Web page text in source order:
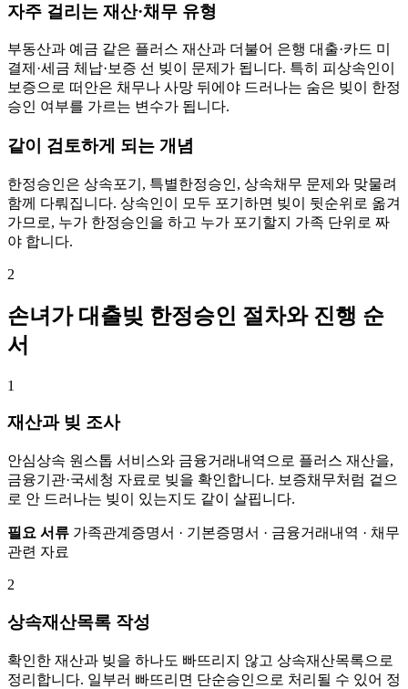
자주 걸리는 재산·채무 유형
부동산과 예금 같은 플러스 재산과 더불어 은행 대출·카드 미
결제·세금 체납·보증 선 빚이 문제가 됩니다. 특히 피상속인이
보증으로 떠안은 채무나 사망 뒤에야 드러나는 숨은 빚이 한정
승인 여부를 가르는 변수가 됩니다.
같이 검토하게 되는 개념
한정승인은 상속포기, 특별한정승인, 상속채무 문제와 맞물려
함께 다뤄집니다. 상속인이 모두 포기하면 빚이 뒷순위로 옮겨
가므로, 누가 한정승인을 하고 누가 포기할지 가족 단위로 짜
야 합니다.
2
손녀가 대출빚 한정승인 절차와 진행 순
서
1
재산과 빚 조사
안심상속 원스톱 서비스와 금융거래내역으로 플러스 재산을,
금융기관·국세청 자료로 빚을 확인합니다. 보증채무처럼 겉으
로 안 드러나는 빚이 있는지도 같이 살핍니다.
필요 서류 가족관계증명서 · 기본증명서 · 금융거래내역 · 채무
관련 자료
2
상속재산목록 작성
확인한 재산과 빚을 하나도 빠뜨리지 않고 상속재산목록으로
정리합니다. 일부러 빠뜨리면 단순승인으로 처리될 수 있어 정